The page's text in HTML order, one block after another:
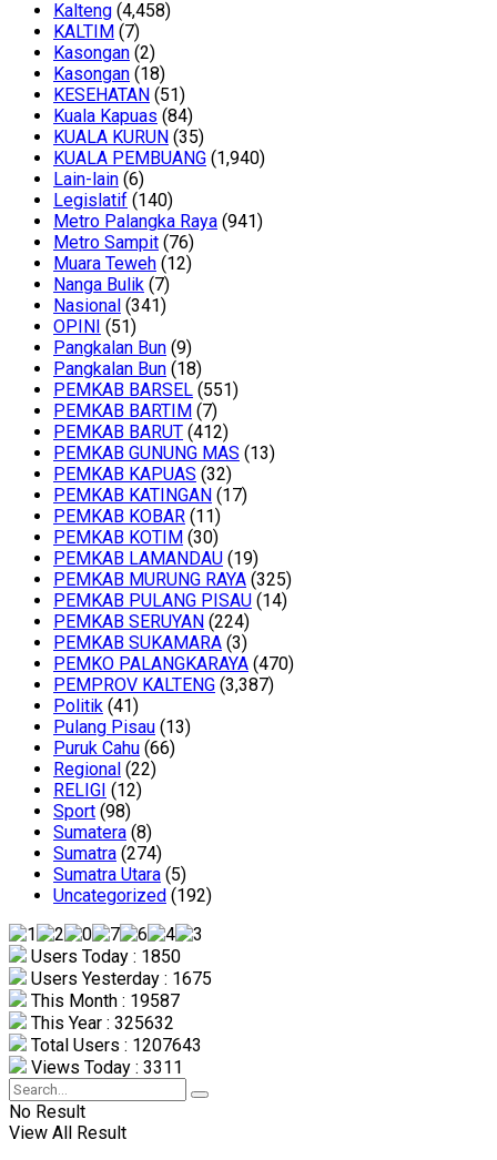
Kalteng (4,458)
KALTIM (7)
Kasongan (2)
Kasongan (18)
KESEHATAN (51)
Kuala Kapuas (84)
KUALA KURUN (35)
KUALA PEMBUANG (1,940)
Lain-lain (6)
Legislatif (140)
Metro Palangka Raya (941)
Metro Sampit (76)
Muara Teweh (12)
Nanga Bulik (7)
Nasional (341)
OPINI (51)
Pangkalan Bun (9)
Pangkalan Bun (18)
PEMKAB BARSEL (551)
PEMKAB BARTIM (7)
PEMKAB BARUT (412)
PEMKAB GUNUNG MAS (13)
PEMKAB KAPUAS (32)
PEMKAB KATINGAN (17)
PEMKAB KOBAR (11)
PEMKAB KOTIM (30)
PEMKAB LAMANDAU (19)
PEMKAB MURUNG RAYA (325)
PEMKAB PULANG PISAU (14)
PEMKAB SERUYAN (224)
PEMKAB SUKAMARA (3)
PEMKO PALANGKARAYA (470)
PEMPROV KALTENG (3,387)
Politik (41)
Pulang Pisau (13)
Puruk Cahu (66)
Regional (22)
RELIGI (12)
Sport (98)
Sumatera (8)
Sumatra (274)
Sumatra Utara (5)
Uncategorized (192)
Users Today : 1850
Users Yesterday : 1675
This Month : 19587
This Year : 325632
Total Users : 1207643
Views Today : 3311
No Result
View All Result